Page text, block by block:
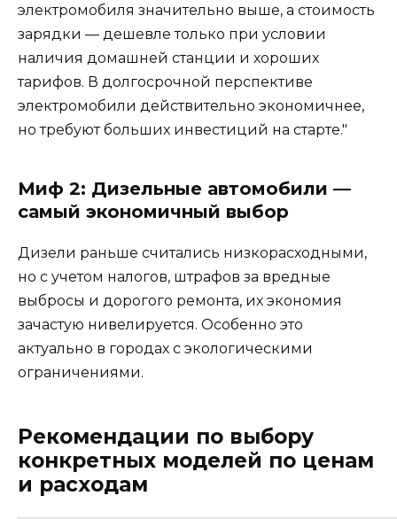
электромобиля значительно выше, а стоимость
зарядки — дешевле только при условии
наличия домашней станции и хороших
тарифов. В долгосрочной перспективе
электромобили действительно экономичнее,
но требуют больших инвестиций на старте.
Миф 2: Дизельные автомобили —
самый экономичный выбор
Дизели раньше считались низкорасходными,
но с учетом налогов, штрафов за вредные
выбросы и дорогого ремонта, их экономия
зачастую нивелируется. Особенно это
актуально в городах с экологическими
ограничениями.
Рекомендации по выбору
конкретных моделей по ценам
и расходам